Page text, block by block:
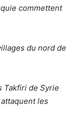
commettent
du nord de
Takfiri de Syrie
les